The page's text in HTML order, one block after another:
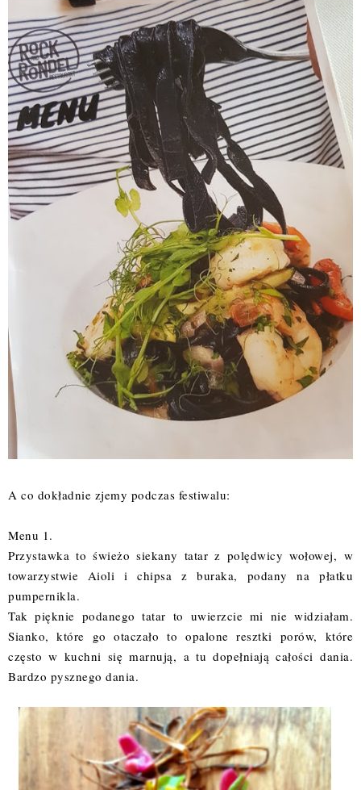
A co dokładnie zjemy podczas festiwalu:
Menu 1.
Przystawka to świeżo siekany tatar z polędwicy wołowej, w
towarzystwie Aioli i chipsa z buraka, podany na płatku
pumpernikla.
Tak pięknie podanego tatar to uwierzcie mi nie widziałam.
Sianko, które go otaczało to opalone resztki porów, które
często w kuchni się marnują, a tu dopełniają całości dania.
Bardzo pysznego dania.